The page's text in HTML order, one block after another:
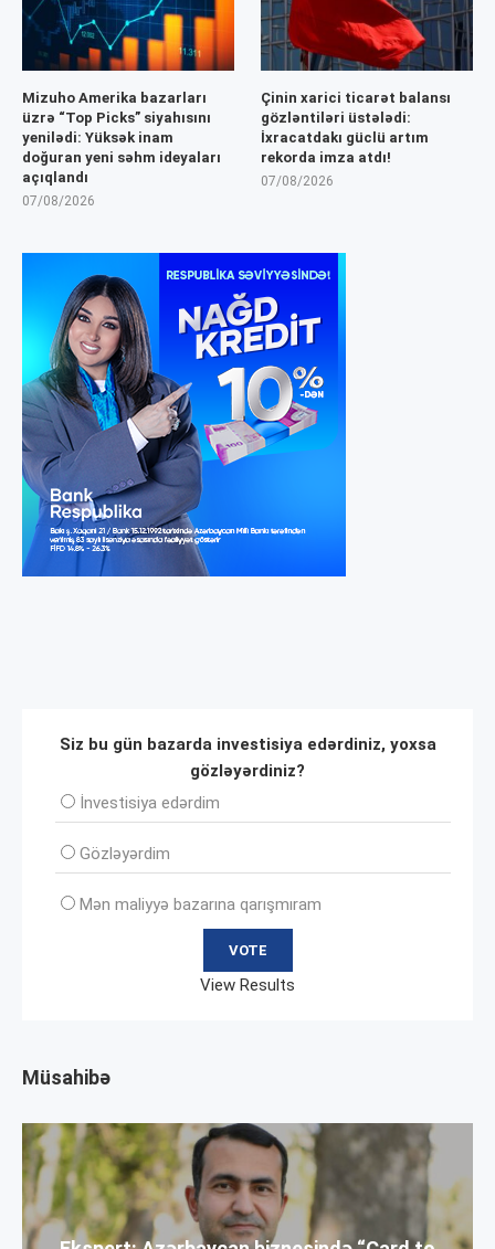
Mizuho Amerika bazarları
üzrə “Top Picks” siyahısını
yenilədi: Yüksək inam
doğuran yeni səhm ideyaları
açıqlandı
07/08/2026
Çinin xarici ticarət balansı
gözləntiləri üstələdi:
İxracatdakı güclü artım
rekorda imza atdı!
07/08/2026
Siz bu gün bazarda investisiya edərdiniz, yoxsa
gözləyərdiniz?
İnvеstisiya edərdim
Gözləyərdim
Mən maliyyə bazarına qarışmıram
View Results
Müsahibə